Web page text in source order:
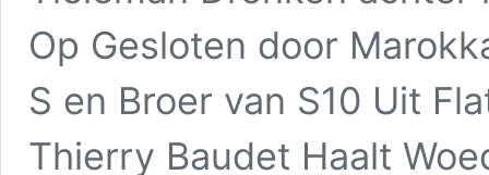
Op Gesloten door
S en Broer van S10 Uit
Thierry Baudet Haalt